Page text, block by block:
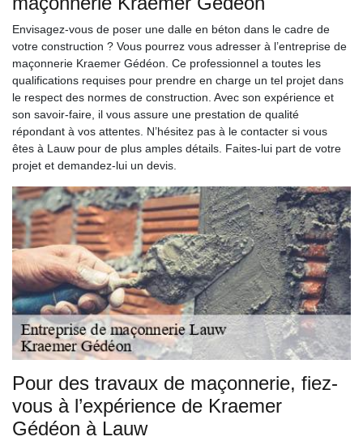
Envisagez-vous de poser une dalle en béton dans le cadre de
votre construction ? Vous pourrez vous adresser à l’entreprise de
maçonnerie Kraemer Gédéon. Ce professionnel a toutes les
qualifications requises pour prendre en charge un tel projet dans
le respect des normes de construction. Avec son expérience et
son savoir-faire, il vous assure une prestation de qualité
répondant à vos attentes. N’hésitez pas à le contacter si vous
êtes à Lauw pour de plus amples détails. Faites-lui part de votre
projet et demandez-lui un devis.
Pour des travaux de maçonnerie, fiez-
vous à l’expérience de Kraemer
Gédéon à Lauw